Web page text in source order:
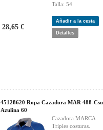
Talla: 54
28,65 €
Añadir a la cesta
Detalles
45128620 Ropa Cazadora MAR 488-
Azulina 60
Cazadora MARCA
Triples costuras.